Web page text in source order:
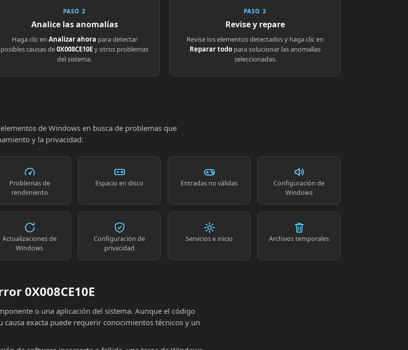
PASO 2
Analice las anomalías
Haga clic en Analizar ahora para detectar
posibles causas de0X008CE10Ey otros problemas
del sistema.
PASO 3
Revise y repare
Revise los elementos detectados y haga clic en
Reparar todo para solucionar las anomalías
seleccionadas.
de Windows en busca de problemas que
y la privacidad:
Problemas de
rendimiento
Espacio en disco Entradas no válidas
Configuración de
Windows
Actualizaciones de
Windows
Configuración de
privacidad
Servicios e inicio Archivos temporales
0X008CE10E
o una aplicación del sistema. Aunque el código
exacta puede requerir conocimientos técnicos y un